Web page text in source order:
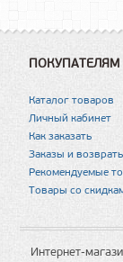
ПОКУПАТЕЛЯМ
Каталог товаров
Личный кабинет
Как заказать
Заказы и
Рекомендуемые
Товары со
Интернет-